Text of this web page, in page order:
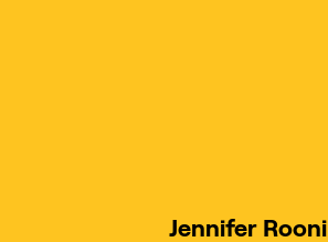
Jennifer Rooni